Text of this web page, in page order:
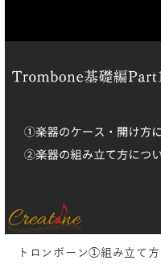
トロンボーン①組み立て方